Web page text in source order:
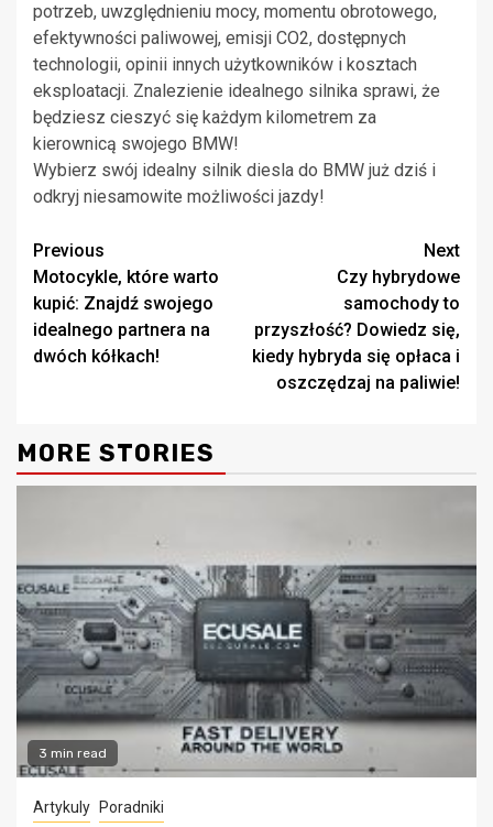
potrzeb, uwzględnieniu mocy, momentu obrotowego,
efektywności paliwowej, emisji CO2, dostępnych
technologii, opinii innych użytkowników i kosztach
eksploatacji. Znalezienie idealnego silnika sprawi, że
będziesz cieszyć się każdym kilometrem za
kierownicą swojego BMW!
Wybierz swój idealny silnik diesla do BMW już dziś i
odkryj niesamowite możliwości jazdy!
Continue
Reading
Previous
Motocykle, które warto
kupić: Znajdź swojego
idealnego partnera na
dwóch kółkach!
Next
Czy hybrydowe
samochody to
przyszłość? Dowiedz się,
kiedy hybryda się opłaca i
oszczędzaj na paliwie!
MORE STORIES
3 min read
Artykuly Poradniki